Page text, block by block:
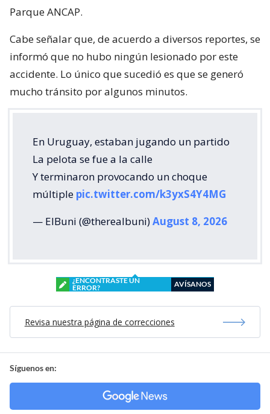
Parque ANCAP.
Cabe señalar que, de acuerdo a diversos reportes, se
informó que no hubo ningún lesionado por este
accidente. Lo único que sucedió es que se generó
mucho tránsito por algunos minutos.
En Uruguay, estaban jugando un partido
La pelota se fue a la calle
Y terminaron provocando un choque
múltiple pic.twitter.com/k3yxS4Y4MG
— ElBuni (@therealbuni)August 8, 2026
¿ENCONTRASTE UN
ERROR?
AVÍSANOS
Revisa nuestra página de correcciones
Síguenos en: